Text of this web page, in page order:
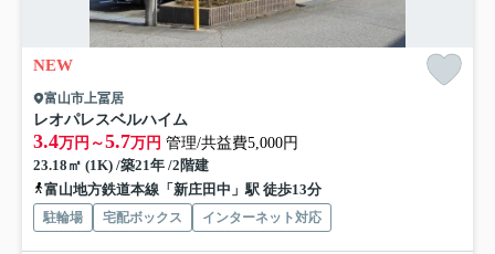
NEW
富山市上冨居
レオパレスベルハイム
3.4万円～5.7万円 管理/共益費5,000円
23.18㎡ (1K) /築21年 /2階建
富山地方鉄道本線「新庄田中」駅 徒歩13分
駐輪場 宅配ボックス インターネット対応